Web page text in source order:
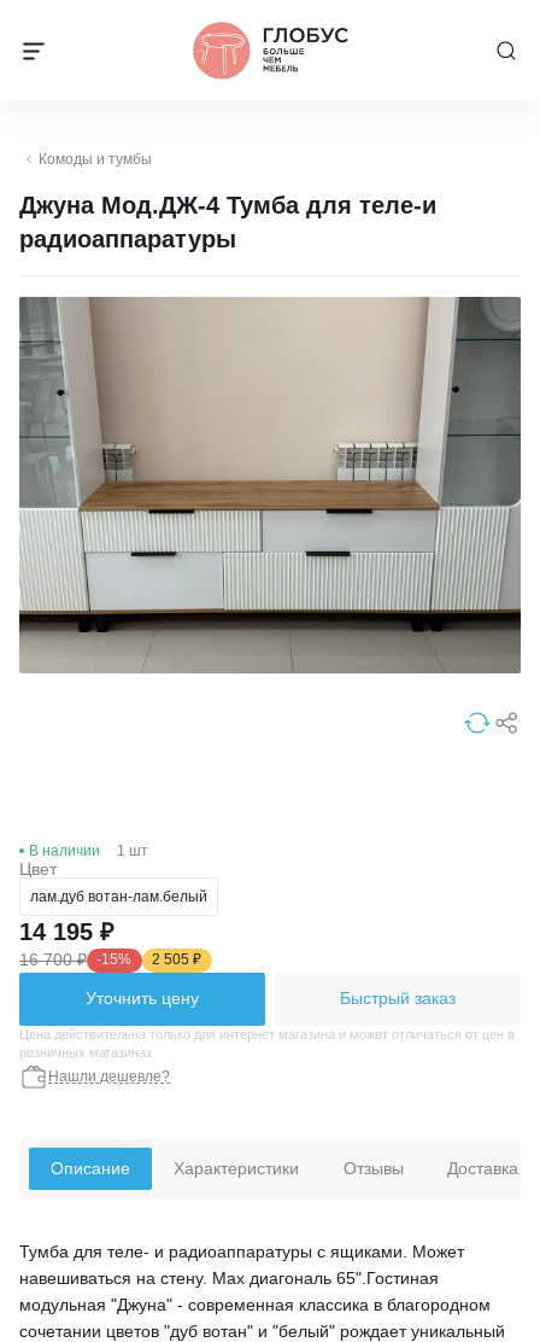
Комоды и тумбы
Джуна Мод.ДЖ-4 Тумба для теле-и
радиоаппаратуры
В наличии 1 шт
Цвет
лам.дуб вотан-лам.белый
14 195 ₽
16 700 ₽ -15% 2 505 ₽
Уточнить цену Быстрый заказ
Цена действительна только для интернет магазина и может отличаться от цен в
розничных магазинах
Нашли дешевле?
Описание
Тумба для теле- и радиоаппаратуры с ящиками. Может
навешиваться на стену. Мах диагональ 65".Гостиная
модульная "Джуна" - современная классика в благородном
сочетании цветов "дуб вотан" и "белый" рождает уникальный
Характеристики Отзывы Доставка